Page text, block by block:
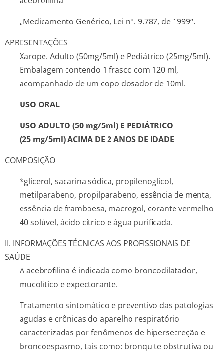
„Medicamento Genérico, Lei n°. 9.787, de 1999“.
APRESENTAÇÕES
Xarope. Adulto (50mg/5ml) e Pediátrico (25mg/5ml).
Embalagem contendo 1 frasco com 120 ml,
acompanhado de um copo dosador de 10ml.
USO ORAL
USO ADULTO (50 mg/5ml) E PEDIÁTRICO
(25 mg/5ml) ACIMA DE 2 ANOS DE IDADE
COMPOSIÇÃO
*glicerol, sacarina sódica, propilenoglicol,
metilparabeno, propilparabeno, essência de menta,
essência de framboesa, macrogol, corante vermelho
40 solúvel, ácido cítrico e água purificada.
II. INFORMAÇÕES TÉCNICAS AOS PROFISSIONAIS DE
SAÚDE
A acebrofilina é indicada como broncodilatador,
mucolítico e expectorante.
Tratamento sintomático e preventivo das patologias
agudas e crônicas do aparelho respiratório
caracterizadas por fenômenos de hipersecreção e
broncoespasmo, tais como: bronquite obstrutiva ou